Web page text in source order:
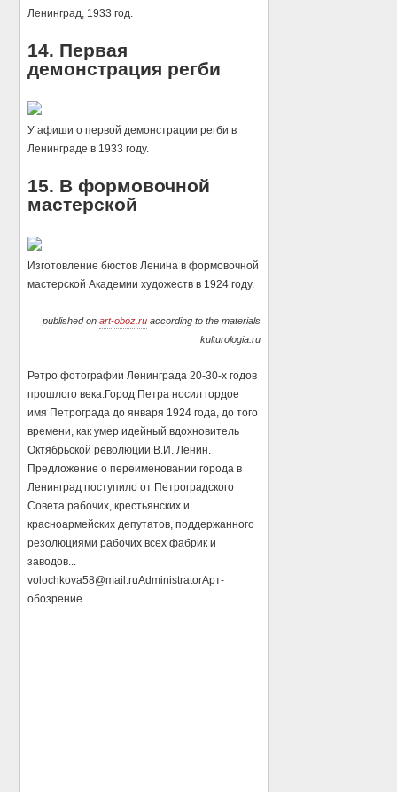
Ленинград, 1933 год.
14. Первая
демонстрация регби
У афиши о первой демонстрации регби в
Ленинграде в 1933 году.
15. В формовочной
мастерской
Изготовление бюстов Ленина в формовочной
мастерской Академии художеств в 1924 году.
published on art-oboz.ruaccording to the materials
kulturologia.ru
Ретро фотографии Ленинграда 20-30-х годов
прошлого века.Город Петра носил гордое
имя Петрограда до января 1924 года, до того
времени, как умер идейный вдохновитель
Октябрьской революции В.И. Ленин.
Предложение о переименовании города в
Ленинград поступило от Петроградского
Совета рабочих, крестьянских и
красноармейских депутатов, поддержанного
резолюциями рабочих всех фабрик и
заводов...
volochkova58@mail.ruAdministratorАрт-
обозрение